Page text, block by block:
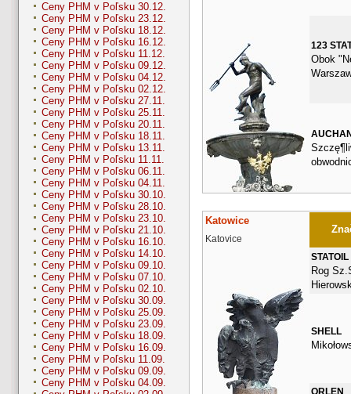
Ceny PHM v Poľsku 30.12.
Ceny PHM v Poľsku 23.12.
Ceny PHM v Poľsku 18.12.
Ceny PHM v Poľsku 16.12.
Ceny PHM v Poľsku 11.12.
Ceny PHM v Poľsku 09.12.
Ceny PHM v Poľsku 04.12.
Ceny PHM v Poľsku 02.12.
Ceny PHM v Poľsku 27.11.
Ceny PHM v Poľsku 25.11.
Ceny PHM v Poľsku 20.11.
Ceny PHM v Poľsku 18.11.
Ceny PHM v Poľsku 13.11.
Ceny PHM v Poľsku 11.11.
Ceny PHM v Poľsku 06.11.
Ceny PHM v Poľsku 04.11.
Ceny PHM v Poľsku 30.10.
Ceny PHM v Poľsku 28.10.
Ceny PHM v Poľsku 23.10.
Ceny PHM v Poľsku 21.10.
Ceny PHM v Poľsku 16.10.
Ceny PHM v Poľsku 14.10.
Ceny PHM v Poľsku 09.10.
Ceny PHM v Poľsku 07.10.
Ceny PHM v Poľsku 02.10.
Ceny PHM v Poľsku 30.09.
Ceny PHM v Poľsku 25.09.
Ceny PHM v Poľsku 23.09.
Ceny PHM v Poľsku 18.09.
Ceny PHM v Poľsku 16.09.
Ceny PHM v Poľsku 11.09.
Ceny PHM v Poľsku 09.09.
Ceny PHM v Poľsku 04.09.
123
Obok
Katowice
Katovice
STATOIL
Rog
SHELL
ORLEN